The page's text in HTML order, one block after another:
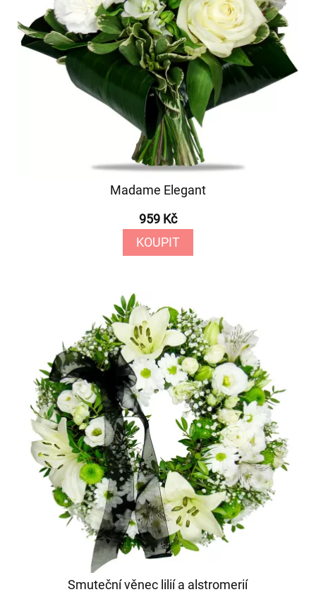
Madame Elegant
959 Kč
KOUPIT
Smuteční věnec lilií a alstromerií